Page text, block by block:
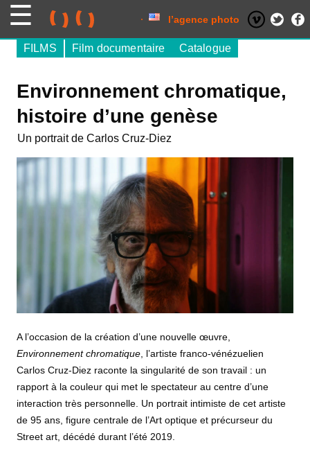
l’agence photo
Environnement chromatique,
histoire d’une genèse
FILMS Film documentaire Catalogue
Un portrait de Carlos Cruz-Diez
A l’occasion de la création d’une nouvelle œuvre,
Environnement chromatique , l’artiste franco-vénézuelien
Carlos Cruz-Diez raconte la singularité de son travail : un
rapport à la couleur qui met le spectateur au centre d’une
interaction très personnelle. Un portrait intimiste de cet artiste
de 95 ans, figure centrale de l’Art optique et précurseur du
Street art, décédé durant l’été 2019.